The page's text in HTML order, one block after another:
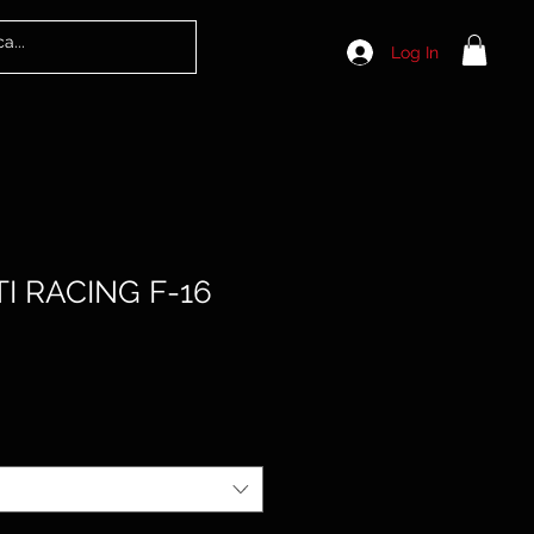
Log In
RACING F-16